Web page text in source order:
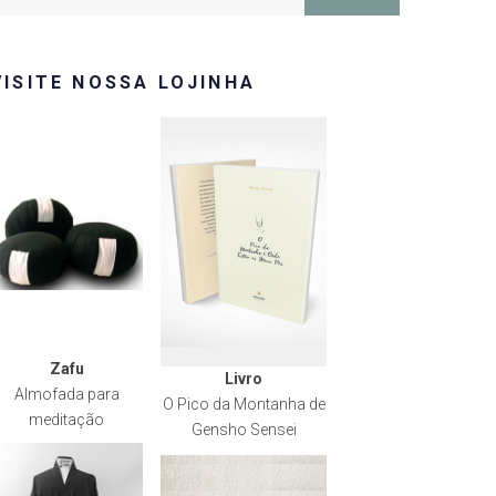
NOSSA LOJINHA
Zafu
Almofada para
meditação
Livro
O Pico da Montanha de
Gensho Sensei